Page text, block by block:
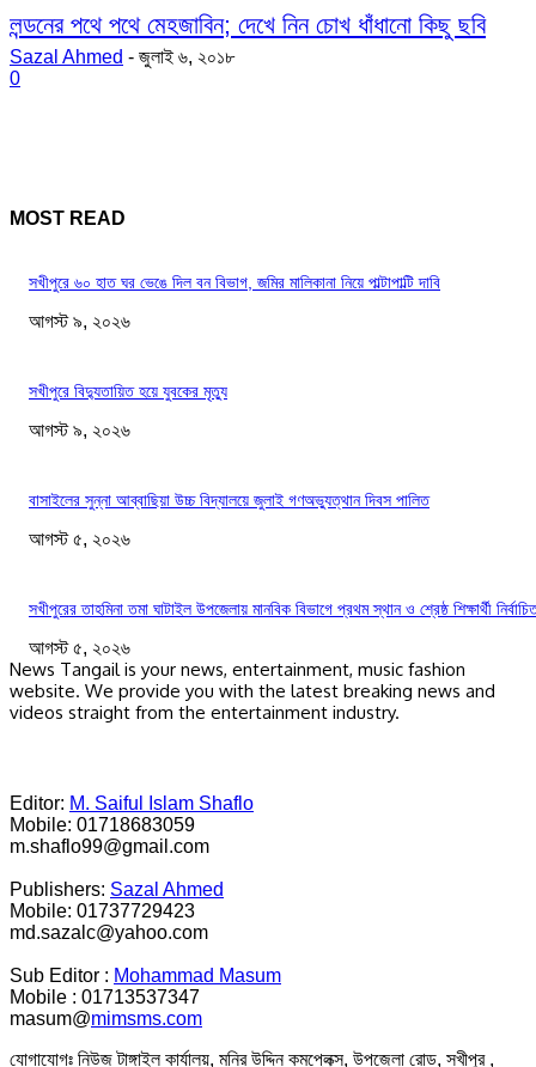
লন্ডনের পথে পথে মেহজাবিন; দেখে নিন চোখ ধাঁধানো কিছু ছবি
Sazal Ahmed - জুলাই ৬, ২০১৮
0
MOST READ
সখীপুরে ৬০ হাত ঘর ভেঙে দিল বন বিভাগ, জমির মালিকানা নিয়ে পাল্টাপাল্টি দাবি
আগস্ট ৯, ২০২৬
সখীপুরে বিদ্যুতায়িত হয়ে যুবকের মৃত্যু
আগস্ট ৯, ২০২৬
বাসাইলের সুন্না আব্বাছিয়া উচ্চ বিদ্যালয়ে জুলাই গণঅভ্যুত্থান দিবস পালিত
আগস্ট ৫, ২০২৬
সখীপুরের তাহমিনা তমা ঘাটাইল উপজেলায় মানবিক বিভাগে প্রথম স্থান ও শ্রেষ্ঠ শিক্ষার্থী
আগস্ট ৫, ২০২৬
News Tangail is your news, entertainment, music fashion
website. We provide you with the latest breaking news and
videos straight from the entertainment industry.
Editor: M. Saiful Islam Shaflo
Mobile: 01718683059
m.shaflo99@gmail.com
Publishers: Sazal Ahmed
Mobile: 01737729423
md.sazalc@yahoo.com
Sub Editor : Mohammad Masum
Mobile : 01713537347
masum@mimsms.com
যোগাযোগঃ নিউজ টাঙ্গাইল কার্যালয়, মনির উদ্দিন কমপ্লেক্স, উপজেলা রোড, সখীপুর ,